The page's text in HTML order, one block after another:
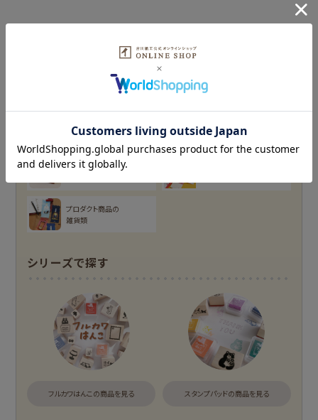
古川紙工プロダクトトップ 新着商品一覧を見る
NEW!
オンラインショップ
限定
工房
NEW!
MARUKO and
chocolog
アイテム別
そえぶみ箋 遊び箋
フルカワ雑貨店トップ 新着商品一覧をみる
はんこ スタンプパッド
プロダクト商品の
雑貨類
シリーズで探す
フルカワはんこの商品を見る スタンプパッドの商品を見る